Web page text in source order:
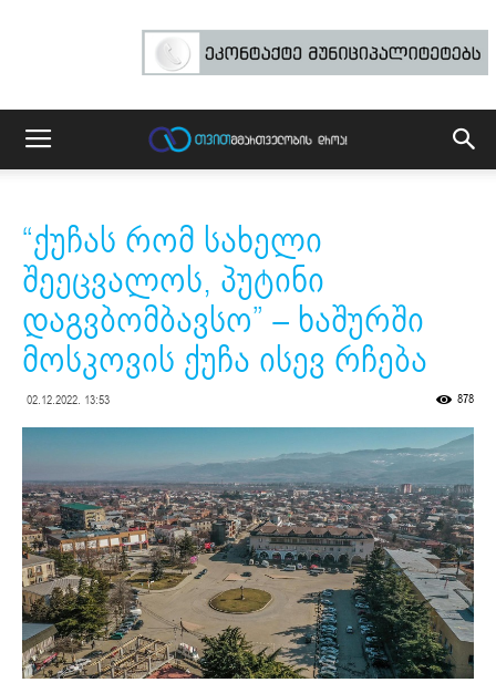
“ქუჩას რომ სახელი
შეეცვალოს, პუტინი
დაგვბომბავსო” – ხაშურში
მოსკოვის ქუჩა ისევ რჩება
02.12.2022. 13:53 878